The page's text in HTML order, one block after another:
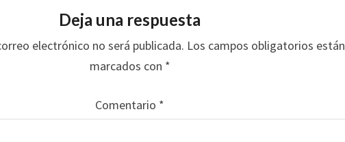
Deja una respuesta
electrónico no será publicada. Los campos obligatorios están
marcados con *
Comentario *